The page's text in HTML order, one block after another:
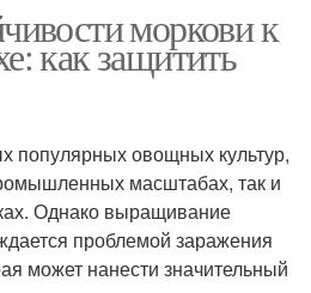
моркови к
как защитить
популярных овощных культур,
масштабах, так и
Однако выращивание
проблемой заражения
может нанести значительный